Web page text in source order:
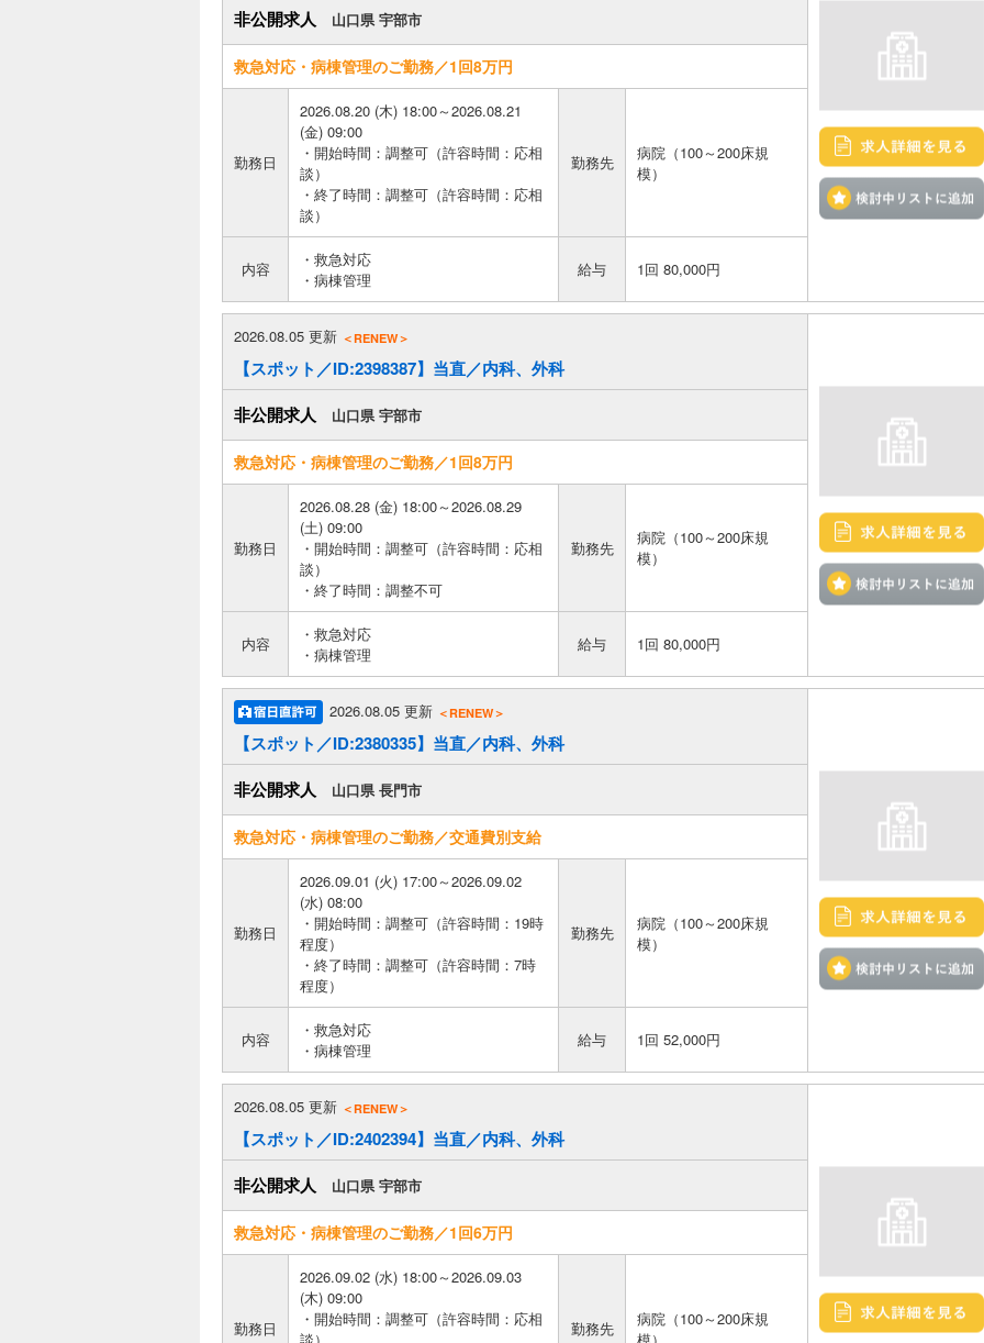
非公開求人 山口県 宇部市
救急対応・病棟管理のご勤務／1回8万円
勤務日
2026.08.20 (木) 18:00～2026.08.21
(金) 09:00
・開始時間：調整可（許容時間：応相
談）
・終了時間：調整可（許容時間：応相
談）
勤務先
病院（100～200床規
模）
内容
・救急対応
・病棟管理
給与 1回 80,000円
2026.08.05 更新 ＜RENEW＞
【スポット／ID:2398387】当直／内科、外科
非公開求人 山口県 宇部市
救急対応・病棟管理のご勤務／1回8万円
勤務日
2026.08.28 (金) 18:00～2026.08.29
(土) 09:00
・開始時間：調整可（許容時間：応相
談）
・終了時間：調整不可
勤務先
病院（100～200床規
模）
内容
・救急対応
・病棟管理
給与 1回 80,000円
2026.08.05 更新 ＜RENEW＞
【スポット／ID:2380335】当直／内科、外科
非公開求人 山口県 長門市
救急対応・病棟管理のご勤務／交通費別支給
勤務日
2026.09.01 (火) 17:00～2026.09.02
(水) 08:00
・開始時間：調整可（許容時間：19時
程度）
・終了時間：調整可（許容時間：7時
程度）
勤務先
病院（100～200床規
模）
内容
・救急対応
・病棟管理
給与 1回 52,000円
2026.08.05 更新 ＜RENEW＞
【スポット／ID:2402394】当直／内科、外科
非公開求人
山口県 宇部市
救急対応・病棟管理のご勤務／1回6万円
勤務日
2026.09.02 (水) 18:00～2026.09.03
(木) 09:00
・開始時間：調整可（許容時間：応相
勤務先
病院（100～200床規